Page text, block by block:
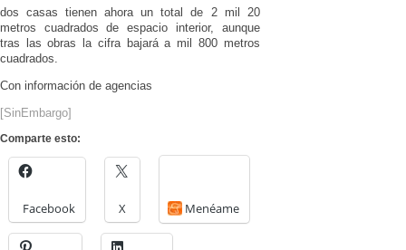
dos casas tienen ahora un total de 2 mil 20
metros cuadrados de espacio interior, aunque
tras las obras la cifra bajará a mil 800 metros
cuadrados.
Con información de agencias
[SinEmbargo]
Comparte esto:
Facebook X Menéame